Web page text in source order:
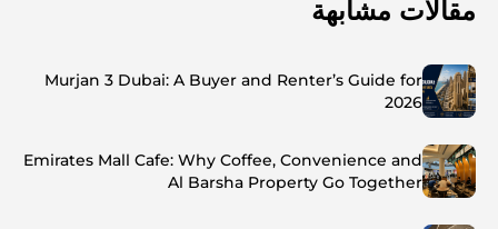
مقالات مشابهة
Murjan 3 Dubai: A Buyer and Renter’s Guide for
2026
Emirates Mall Cafe: Why Coffee, Convenience and
Al Barsha Property Go Together